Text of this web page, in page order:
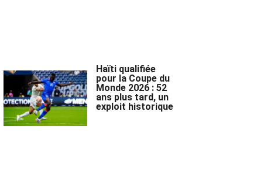
Haïti qualifiée
pour la Coupe du
Monde 2026 : 52
ans plus tard, un
exploit historique